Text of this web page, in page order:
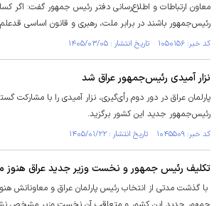
معاون ارتباطات و اطلاع‌رسانی دفتر رئیس جمهور گفت: اگر
رئیس‌جمهور باشند در برابر ملت، رهبری و قانون اساسی قدعلم
کد خبر: ۱۰۵۰۱۵۶ تاریخ انتشار : ۱۴۰۵/۰۳/۰۵
نزار آمیدی رئیس‌جمهور عراق شد
پارلمان عراق در دور دوم رأی‌گیری، نزار آمیدی را با مشارکت
رئیس‌جمهور جدید این کشور برگزید.
کد خبر: ۱۰۴۵۵۰۹ تاریخ انتشار : ۱۴۰۵/۰۱/۲۲
تکلیف رئیس جمهور و نخست وزیر جدید عراق
با گذشت مدتی از انتخاب رئیس پارلمان عراق و معاونانش